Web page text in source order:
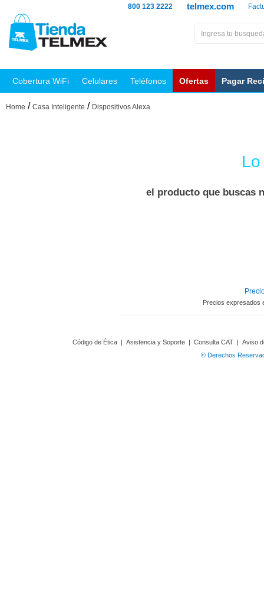
telmex.com
800 123 2222
Cobertura WiFi Celulares Teléfonos Ofertas Pagar
Home / Casa Inteligente / Dispositivos Alexa
el producto que buscas
Precios expresados
Código de Ética | Asistencia y Soporte | Consulta CAT | Aviso
© Derechos